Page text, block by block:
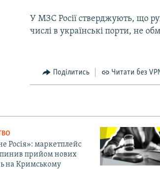
У МЗС Росії стверджують, що
числі в українські порти, не
Поділитись Читати без
Росія»: маркетплейс
прийом нових
на Кримському